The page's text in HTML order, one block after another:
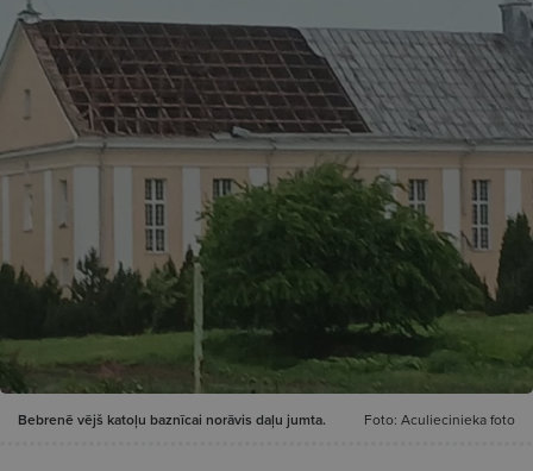
Bebrenē vējš katoļu baznīcai norāvis daļu jumta. Foto: Aculiecinieka foto